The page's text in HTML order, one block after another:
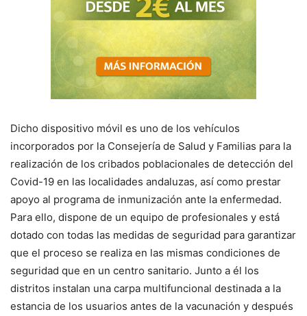
Dicho dispositivo móvil es uno de los vehículos
incorporados por la Consejería de Salud y Familias para la
realización de los cribados poblacionales de detección del
Covid-19 en las localidades andaluzas, así como prestar
apoyo al programa de inmunización ante la enfermedad.
Para ello, dispone de un equipo de profesionales y está
dotado con todas las medidas de seguridad para garantizar
que el proceso se realiza en las mismas condiciones de
seguridad que en un centro sanitario. Junto a él los
distritos instalan una carpa multifuncional destinada a la
estancia de los usuarios antes de la vacunación y después